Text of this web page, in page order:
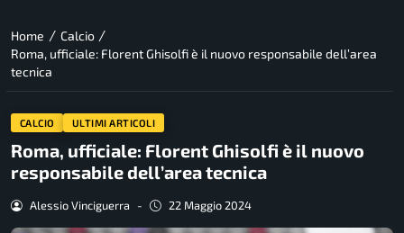
Home / Calcio /
Roma, ufficiale: Florent Ghisolfi è il nuovo responsabile dell’area
tecnica
CALCIO ULTIMI ARTICOLI
Roma, ufficiale: Florent Ghisolfi è il nuovo
responsabile dell’area tecnica
Alessio Vinciguerra - 22 Maggio 2024